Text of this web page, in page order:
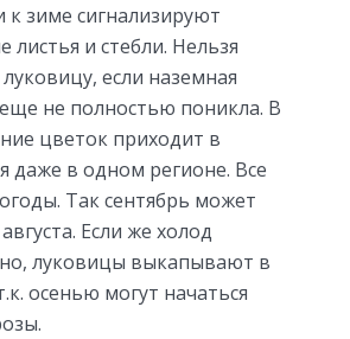
к зиме сигнализируют
листья и стебли. Нельзя
если наземная
не полностью поникла. В
цветок приходит в
даже в одном регионе. Все
Так сентябрь может
Если же холод
луковицы выкапывают в
осенью могут начаться